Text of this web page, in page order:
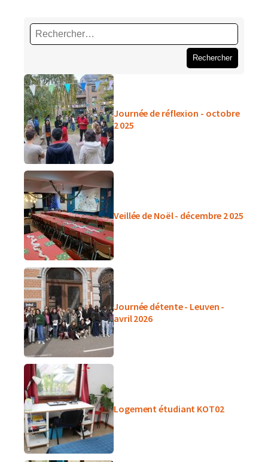
Rechercher :
Journée de réflexion - octobre
2 025
Veillée de Noël - décembre 2 025
Journée détente - Leuven -
avril 2026
Logement étudiant KOT02